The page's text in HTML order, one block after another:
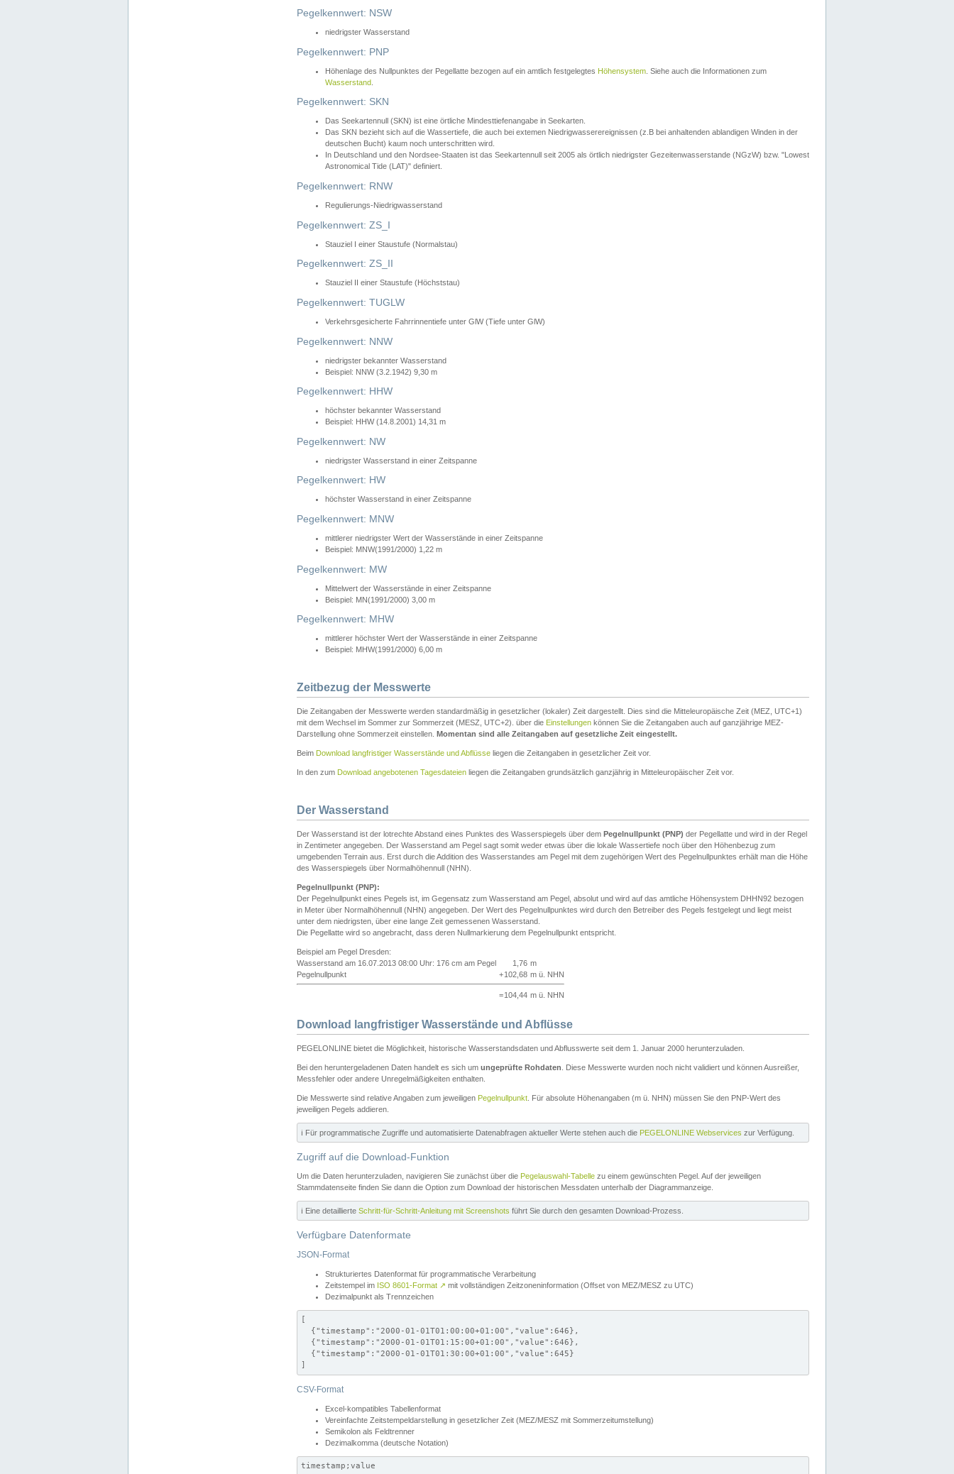
Pegelkennwert: NSW
niedrigster Wasserstand
Pegelkennwert: PNP
Höhenlage des Nullpunktes der Pegellatte bezogen auf ein amtlich festgelegtes Höhensystem . Siehe auch die Informationen zum
Wasserstand
Pegelkennwert: SKN
Das Seekartennull (SKN) ist eine örtliche Mindesttiefenangabe in Seekarten.
Das SKN bezieht sich auf die Wassertiefe, die auch bei extemen Niedrigwasserereignissen (z.B bei anhaltenden ablandigen Winden in der
deutschen Bucht) kaum noch unterschritten wird.
In Deutschland und den Nordsee-Staaten ist das Seekartennull seit 2005 als örtlich niedrigster Gezeitenwasserstande (NGzW) bzw. "Lowest
Astronomical Tide (LAT)" definiert.
Pegelkennwert: RNW
Regulierungs-Niedrigwasserstand
Pegelkennwert: ZS_I
Stauziel I einer Staustufe (Normalstau)
Pegelkennwert: ZS_II
Stauziel II einer Staustufe (Höchststau)
Pegelkennwert: TUGLW
Verkehrsgesicherte Fahrrinnentiefe unter GlW (Tiefe unter GlW)
Pegelkennwert: NNW
niedrigster bekannter Wasserstand
Beispiel: NNW (3.2.1942) 9,30 m
Pegelkennwert: HHW
höchster bekannter Wasserstand
Beispiel: HHW (14.8.2001) 14,31 m
Pegelkennwert: NW
niedrigster Wasserstand in einer Zeitspanne
Pegelkennwert: HW
höchster Wasserstand in einer Zeitspanne
Pegelkennwert: MNW
mittlerer niedrigster Wert der Wasserstände in einer Zeitspanne
Beispiel: MNW(1991/2000) 1,22 m
Pegelkennwert: MW
Mittelwert der Wasserstände in einer Zeitspanne
Beispiel: MN(1991/2000) 3,00 m
Pegelkennwert: MHW
mittlerer höchster Wert der Wasserstände in einer Zeitspanne
Beispiel: MHW(1991/2000) 6,00 m
Zeitbezug der Messwerte
Die Zeitangaben der Messwerte werden standardmäßig in gesetzlicher (lokaler) Zeit dargestellt. Dies sind die Mitteleuropäische Zeit (MEZ, UTC+1)
mit dem Wechsel im Sommer zur Sommerzeit (MESZ, UTC+2). über die Einstellungen können Sie die Zeitangaben auch auf ganzjährige MEZ-
Darstellung ohne Sommerzeit einstellen. Momentan sind alle Zeitangaben auf gesetzliche Zeit eingestellt.
Beim Download langfristiger Wasserstände und Abflüsse liegen die Zeitangaben in gesetzlicher Zeit vor.
In den zum Download angebotenen Tagesdateien liegen die Zeitangaben grundsätzlich ganzjährig in Mitteleuropäischer Zeit vor.
Der Wasserstand
Der Wasserstand ist der lotrechte Abstand eines Punktes des Wasserspiegels über dem Pegelnullpunkt (PNP) der Pegellatte und wird in der Regel
in Zentimeter angegeben. Der Wasserstand am Pegel sagt somit weder etwas über die lokale Wassertiefe noch über den Höhenbezug zum
umgebenden Terrain aus. Erst durch die Addition des Wasserstandes am Pegel mit dem zugehörigen Wert des Pegelnullpunktes erhält man die Höhe
des Wasserspiegels über Normalhöhennull (NHN).
Pegelnullpunkt (PNP):
Der Pegelnullpunkt eines Pegels ist, im Gegensatz zum Wasserstand am Pegel, absolut und wird auf das amtliche Höhensystem DHHN92 bezogen
in Meter über Normalhöhennull (NHN) angegeben. Der Wert des Pegelnullpunktes wird durch den Betreiber des Pegels festgelegt und liegt meist
unter dem niedrigsten, über eine lange Zeit gemessenen Wasserstand.
Die Pegellatte wird so angebracht, dass deren Nullmarkierung dem Pegelnullpunkt entspricht.
Beispiel am Pegel Dresden:
Wasserstand am 16.07.2013 08:00 Uhr: 176 cm am Pegel
1,76 m
Pegelnullpunkt
+102,68 m ü. NHN
=104,44 m ü. NHN
Download langfristiger Wasserstände und Abflüsse
PEGELONLINE bietet die Möglichkeit, historische Wasserstandsdaten und Abflusswerte seit dem 1. Januar 2000 herunterzuladen.
Bei den heruntergeladenen Daten handelt es sich um ungeprüfte Rohdaten . Diese Messwerte wurden noch nicht validiert und können Ausreißer,
Messfehler oder andere Unregelmäßigkeiten enthalten.
Die Messwerte sind relative Angaben zum jeweiligen Pegelnullpunkt . Für absolute Höhenangaben (m ü. NHN) müssen Sie den PNP-Wert des
jeweiligen Pegels addieren.
ℹ️ Für programmatische Zugriffe und automatisierte Datenabfragen aktueller Werte stehen auch die PEGELONLINE Webservices zur Verfügung.
Zugriff auf die Download-Funktion
Um die Daten herunterzuladen, navigieren Sie zunächst über die Pegelauswahl-Tabelle zu einem gewünschten Pegel. Auf der jeweiligen
Stammdatenseite finden Sie dann die Option zum Download der historischen Messdaten unterhalb der Diagrammanzeige.
ℹ️ Eine detaillierte Schritt-für-Schritt-Anleitung mit Screenshots führt Sie durch den gesamten Download-Prozess.
Verfügbare Datenformate
JSON-Format
Strukturiertes Datenformat für programmatische Verarbeitung
Zeitstempel im ISO 8601-Format ↗ mit vollständigen Zeitzoneninformation (Offset von MEZ/MESZ zu UTC)
Dezimalpunkt als Trennzeichen
[
  {"timestamp":"2000-01-01T01:00:00+01:00","value":646},
  {"timestamp":"2000-01-01T01:15:00+01:00","value":646},
  {"timestamp":"2000-01-01T01:30:00+01:00","value":645}
]
CSV-Format
Excel-kompatibles Tabellenformat
Vereinfachte Zeitstempeldarstellung in gesetzlicher Zeit (MEZ/MESZ mit Sommerzeitumstellung)
Semikolon als Feldtrenner
Dezimalkomma (deutsche Notation)
timestamp;value